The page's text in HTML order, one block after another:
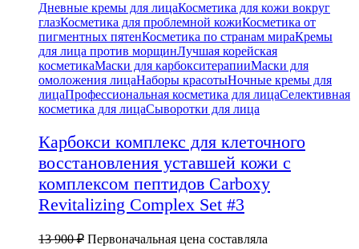
Дневные кремы для лицаКосметика для кожи вокруг
глазКосметика для проблемной кожиКосметика от
пигментных пятенКосметика по странам мираКремы
для лица против морщинЛучшая корейская
косметикаМаски для карбокситерапииМаски для
омоложения лицаНаборы красотыНочные кремы для
лицаПрофессиональная косметика для лицаСелективная
косметика для лицаСыворотки для лица
Карбокси комплекс для клеточного
восстановления уставшей кожи с
комплексом пептидов Carboxy
Revitalizing Complex Set #3
13 900₽ Первоначальная цена составляла